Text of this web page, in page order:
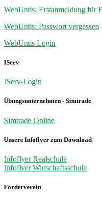
WebUntis: Erstanmeldung für
WebUntis: Passwort vergessen
WebUntis Login
IServ
IServ-Login
Übungsunternehmen - Simtrade
Simtrade Online
Unsere Infoflyer zum Download
Infoflyer Realschule
Infoflyer Wirtschaftsschule
Förderverein